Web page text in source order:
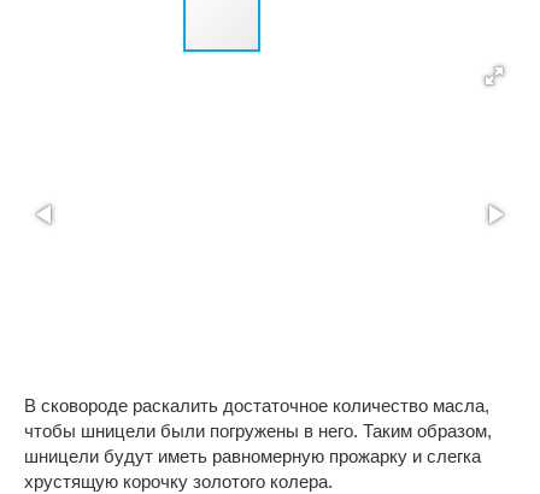
В сковороде раскалить достаточное количество масла,
чтобы шницели были погружены в него. Таким образом,
шницели будут иметь равномерную прожарку и слегка
хрустящую корочку золотого колера.